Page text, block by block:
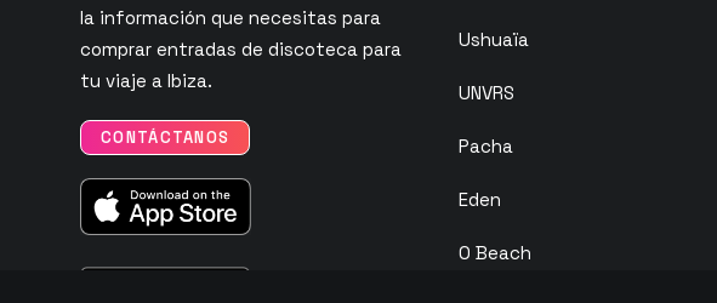
la información que necesitas para
comprar entradas de discoteca para
tu viaje a Ibiza.
CONTÁCTANOS
Ushuaïa
UNVRS
Pacha
Eden
O Beach